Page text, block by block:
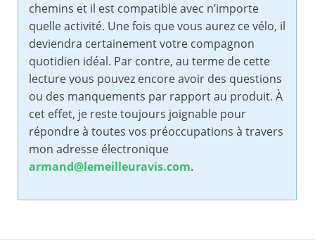
chemins et il est compatible avec n’importe
quelle activité. Une fois que vous aurez ce vélo, il
deviendra certainement votre compagnon
quotidien idéal. Par contre, au terme de cette
lecture vous pouvez encore avoir des questions
ou des manquements par rapport au produit. À
cet effet, je reste toujours joignable pour
répondre à toutes vos préoccupations à travers
mon adresse électronique
armand@lemeilleuravis.com.